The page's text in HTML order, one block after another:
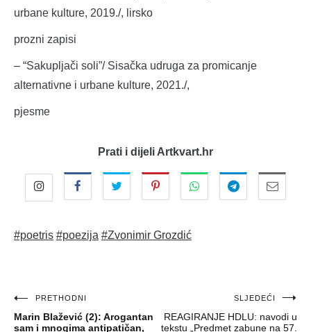
urbane kulture, 2019./, lirsko
prozni zapisi
– “Sakupljači soli”/ Sisačka udruga za promicanje
alternativne i urbane kulture, 2021./,
pjesme
Prati i dijeli Artkvart.hr
#poetris #poezija #Zvonimir Grozdić
Navigacija
objava
PRETHODNI
Marin Blažević (2): Arogantan
sam i mnogima antipatičan,
SLJEDEĆI
REAGIRANJE HDLU: navodi u
tekstu „Predmet zabune na 57.